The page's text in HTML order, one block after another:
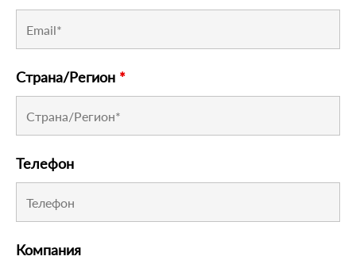
Страна/Регион *
Телефон
Компания